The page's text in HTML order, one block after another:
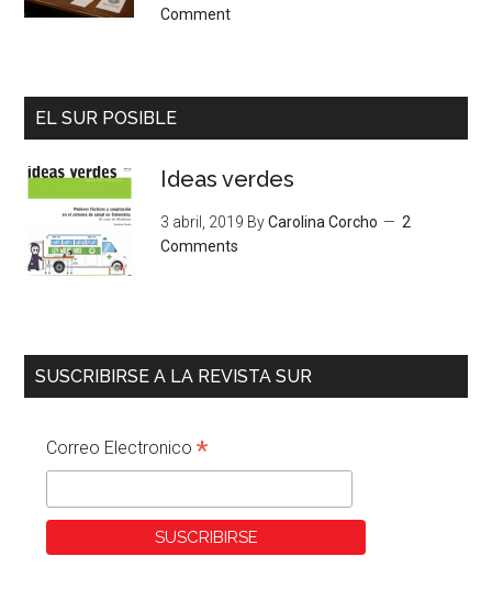
Comment
EL SUR POSIBLE
Ideas verdes
3 abril, 2019 ByCarolina Corcho
2
Comments
SUSCRIBIRSE A LA REVISTA SUR
Correo Electronico*